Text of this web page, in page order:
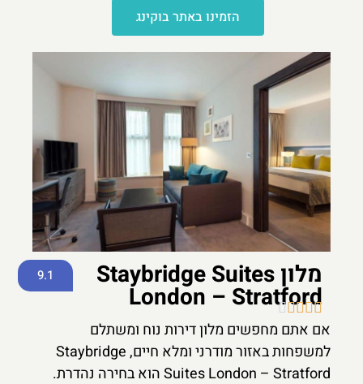
הזמינו באתר בוקינג
מלון Staybridge Suites
London – Stratford
9.1





אם אתם מחפשים מלון דירות נוח ומשתלם
למשפחות באזור מודרני ומלא חיים, Staybridge
Suites London – Stratford הוא בחירה נהדרת.